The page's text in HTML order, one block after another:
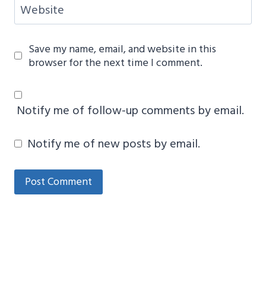
Website
Save my name, email, and website in this
browser for the next time I comment.
Notify me of follow-up comments by email.
Notify me of new posts by email.